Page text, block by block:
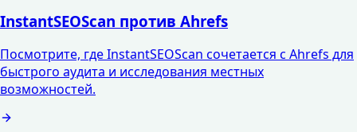
InstantSEOScan против Ahrefs
Посмотрите, где InstantSEOScan сочетается с Ahrefs для
быстрого аудита и исследования местных
возможностей.